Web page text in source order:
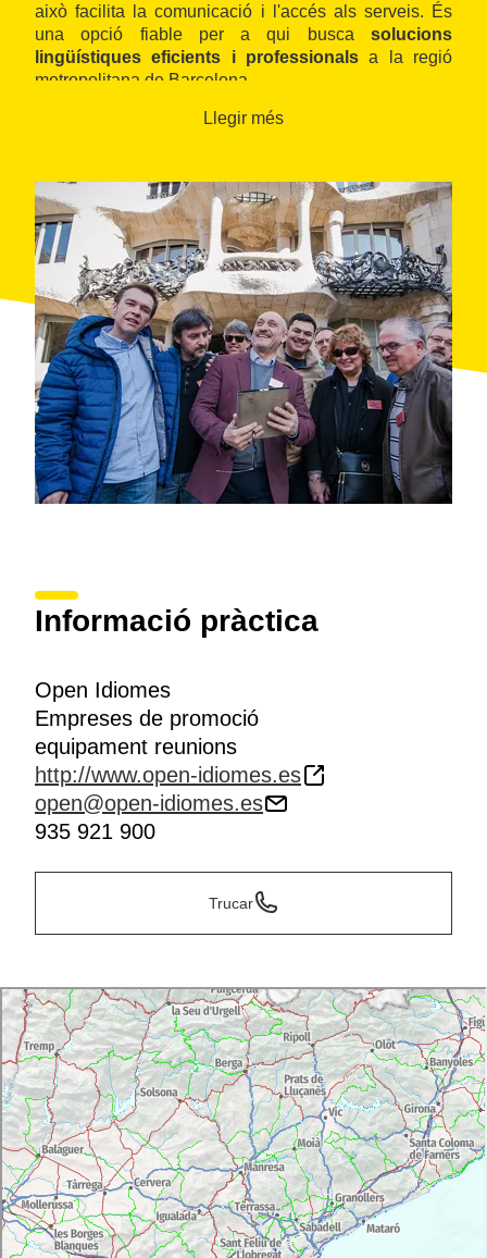
això facilita la comunicació i l'accés als serveis. És
una opció fiable per a qui busca solucions
lingüístiques eficients i professionals a la regió
metropolitana de Barcelona.
Llegir més
Informació pràctica
Open Idiomes
Empreses de promoció
equipament reunions
http://www.open-idiomes.es
open@open-idiomes.es
935 921 900
Trucar